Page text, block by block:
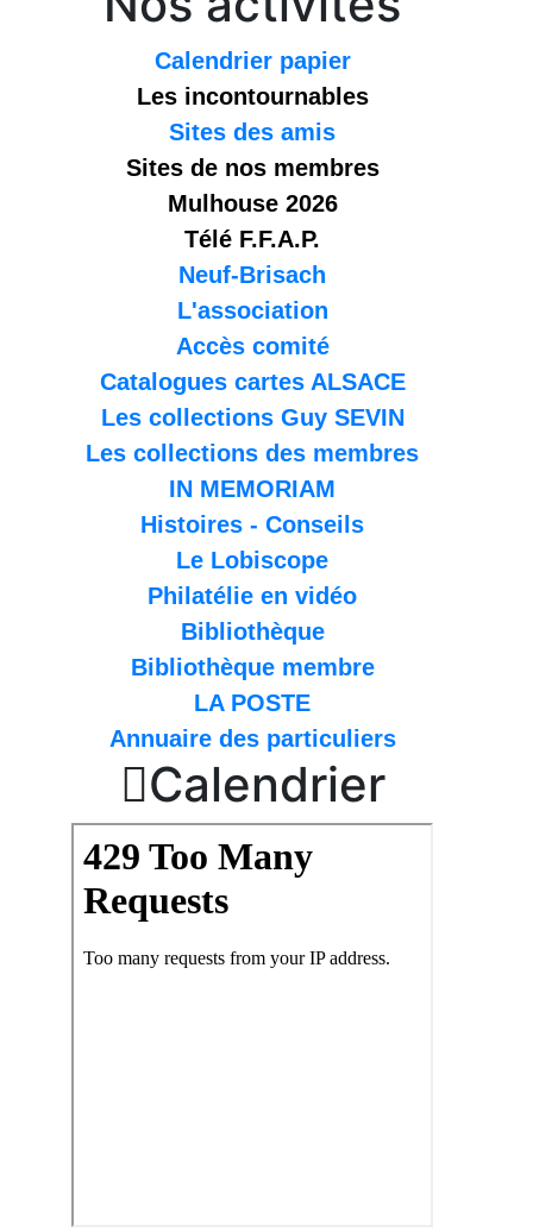
Calendrier papier
Les incontournables
Sites des amis
Sites de nos membres
Mulhouse 2026
Télé F.F.A.P.
Neuf-Brisach
L'association
Accès comité
Catalogues cartes ALSACE
Les collections Guy SEVIN
Les collections des membres
IN MEMORIAM
Histoires - Conseils
Le Lobiscope
Philatélie en vidéo
Bibliothèque
Bibliothèque membre
LA POSTE
Annuaire des particuliers
Calendrier